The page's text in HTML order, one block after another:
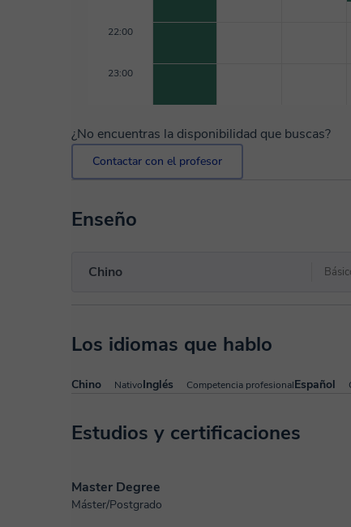
22:00
23:00
¿No encuentras la disponibilidad que buscas?
Contactar con el profesor
Enseño
Chino
Los idiomas que hablo
Chino NativoInglés Competencia profesionalEspañol
Estudios y certificaciones
Master Degree
Máster/Postgrado